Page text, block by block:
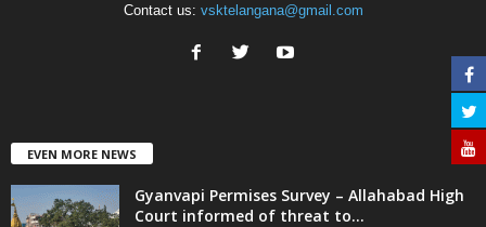
Contact us: vsktelangana@gmail.com
EVEN MORE NEWS
Gyanvapi Permises Survey – Allahabad High
Court informed of threat to...